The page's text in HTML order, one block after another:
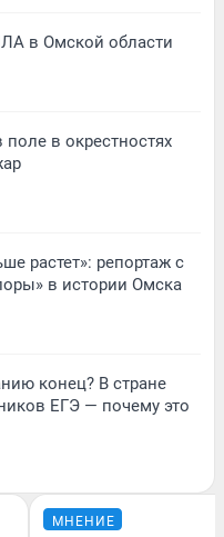
в Омской области
в окрестностях
растет»: репортаж с
в истории Омска
конец? В стране
ЕГЭ — почему это
МНЕНИЕ